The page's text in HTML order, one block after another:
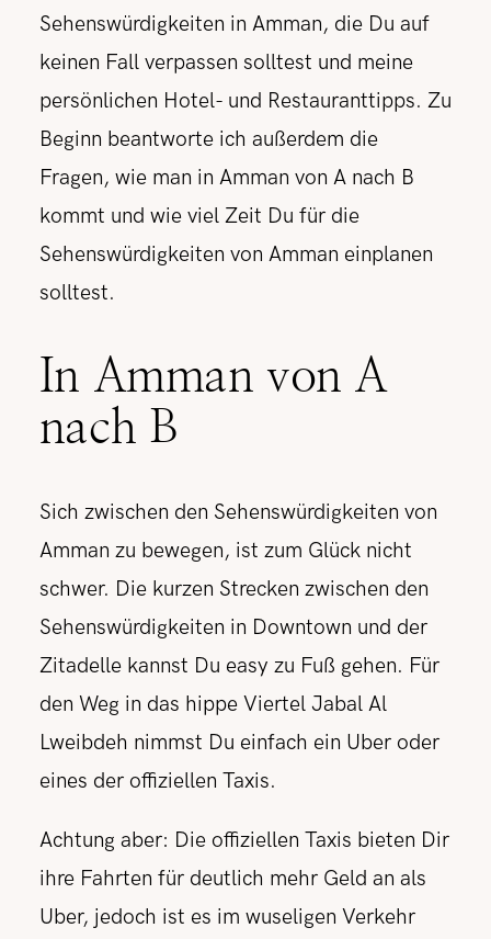
Sehenswürdigkeiten in Amman, die Du auf
keinen Fall verpassen solltest und meine
persönlichen Hotel- und Restauranttipps. Zu
Beginn beantworte ich außerdem die
Fragen, wie man in Amman von A nach B
kommt und wie viel Zeit Du für die
Sehenswürdigkeiten von Amman einplanen
solltest.
In Amman von A
nach B
Sich zwischen den Sehenswürdigkeiten von
Amman zu bewegen, ist zum Glück nicht
schwer. Die kurzen Strecken zwischen den
Sehenswürdigkeiten in Downtown und der
Zitadelle kannst Du easy zu Fuß gehen. Für
den Weg in das hippe Viertel Jabal Al
Lweibdeh nimmst Du einfach ein Uber oder
eines der offiziellen Taxis.
Achtung aber: Die offiziellen Taxis bieten Dir
ihre Fahrten für deutlich mehr Geld an als
Uber, jedoch ist es im wuseligen Verkehr